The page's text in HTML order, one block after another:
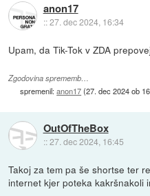
anon17
::27. dec 2024, 16:34
Upam, da Tik-Tok v ZDA
Zgodovina sprememb…
spremenil:anon17(27. dec 2024 ob
OutOfTheBox
::27. dec 2024, 16:45
Takoj za tem pa še shortse ter
internet kjer poteka kakršnakoli